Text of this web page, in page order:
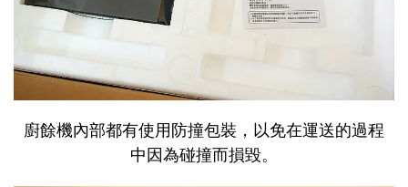
廚餘機內部都有使用防撞包裝，以免在運送的過程
中因為碰撞而損毀。